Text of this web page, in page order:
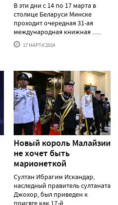
В эти дни с 14 по 17 марта в
столице Беларуси Минске
проходит очередная 31-ая
международная книжная ......
17 МАРТА'2024
Новый король Малайзии
не хочет быть
марионеткой
Султан Ибрагим Искандар,
наследный правитель султаната
Джохор, был приведен к